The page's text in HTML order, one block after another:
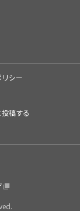
シー
稿する